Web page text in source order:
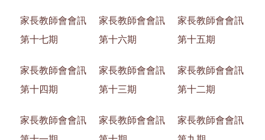
家長教師會會訊
第十七期
家長教師會會訊
第十六期
家長教師會會訊
第十五期
家長教師會會訊
第十四期
家長教師會會訊
第十三期
家長教師會會訊
第十二期
家長教師會會訊
家長教師會會訊
家長教師會會訊